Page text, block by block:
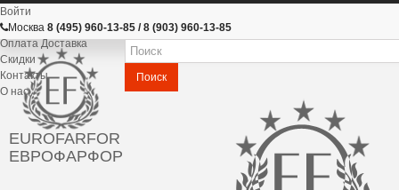
Войти
Москва 8 (495) 960-13-85 / 8 (903) 960-13-85
Оплата Доставка
Скидки
Контакты
О нас
EUROFARFOR
ЕВРОФАРФОР
Поиск